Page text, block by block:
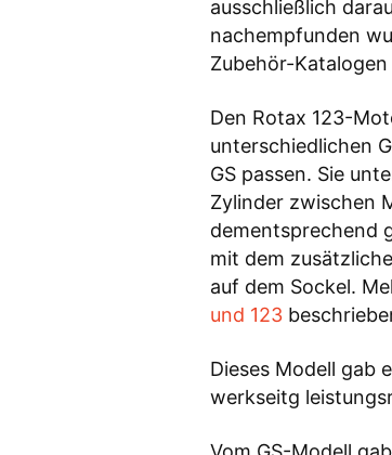
ausschließlich
nachempfunden
Zubehör-
Den Rotax 123-
unterschiedlichen
GS passen. Sie
Zylinder zwischen
dementsprechend
mit dem
auf dem Sockel.
und 123
Dieses Modell gab
werkseitg